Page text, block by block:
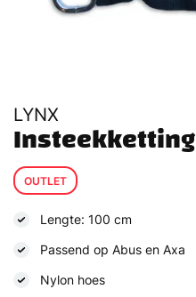
LYNX
Insteekketting
OUTLET
Lengte: 100 cm
Passend op Abus en Axa
Nylon hoes